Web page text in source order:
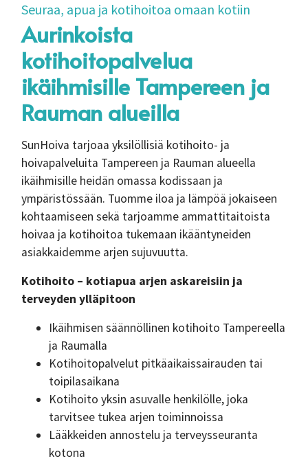
Seuraa, apua ja kotihoitoa omaan kotiin
Aurinkoista
kotihoitopalvelua
ikäihmisille Tampereen ja
Rauman alueilla
SunHoiva tarjoaa yksilöllisiä kotihoito- ja
hoivapalveluita Tampereen ja Rauman alueella
ikäihmisille heidän omassa kodissaan ja
ympäristössään. Tuomme iloa ja lämpöä jokaiseen
kohtaamiseen sekä tarjoamme ammattitaitoista
hoivaa ja kotihoitoa tukemaan ikääntyneiden
asiakkaidemme arjen sujuvuutta.
Kotihoito – kotiapua arjen askareisiin ja
terveyden ylläpitoon
Ikäihmisen säännöllinen kotihoito Tampereella
ja Raumalla
Kotihoitopalvelut pitkäaikaissairauden tai
toipilasaikana
Kotihoito yksin asuvalle henkilölle, joka
tarvitsee tukea arjen toiminnoissa
Lääkkeiden annostelu ja terveysseuranta
kotona